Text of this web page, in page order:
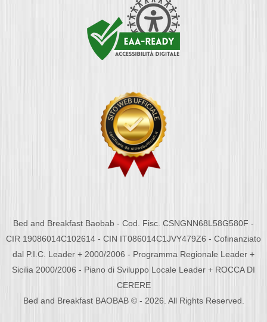
Bed and Breakfast Baobab - Cod. Fisc. CSNGNN68L58G580F -
CIR 19086014C102614 - CIN IT086014C1JVY479Z6 - Cofinanziato
dal P.I.C. Leader + 2000/2006 - Programma Regionale Leader +
Sicilia 2000/2006 - Piano di Sviluppo Locale Leader + ROCCA DI
CERERE
Bed and Breakfast BAOBAB © - 2026. All Rights Reserved.